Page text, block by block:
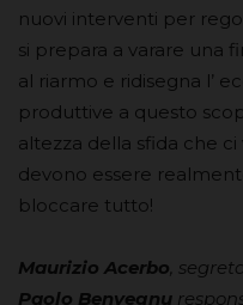
nuovi interventi per
si prepara a varare una
al riarmo e ridisegna l’
produttive a questo
altezza della sfida che
devono essere
bloccare tutto!
Maurizio Acerbo ,
Paolo Benvegnu